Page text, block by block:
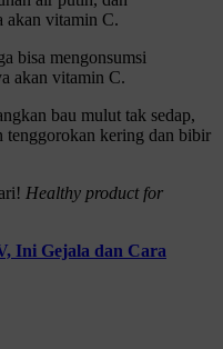
akan vitamin C.
bisa mengonsumsi
akan vitamin C.
bau mulut tak sedap,
tenggorokan kering dan bibir
Healthy product for
Ini Gejala dan Cara